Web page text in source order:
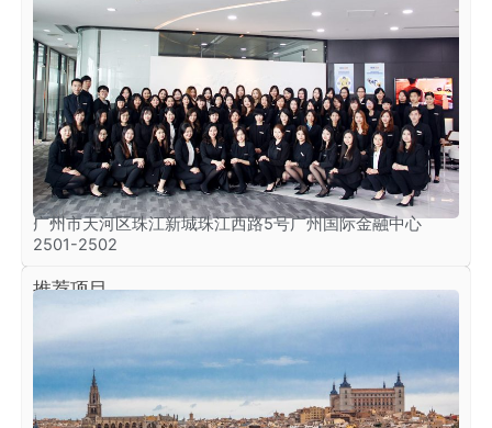
广州
广州市天河区珠江新城珠江西路5号广州国际金融中心
2501-2502
推荐项目